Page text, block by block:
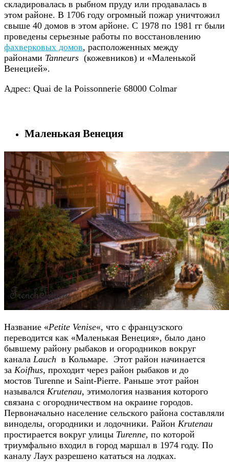
складировалась в рыбном пруду или продавалась в
этом районе. В 1706 году огромный пожар уничтожил
свыше 40 домов в этом арйоне. С 1978 по 1981 гг были
проведены серьезные работы по восстановлению
фахверковых домов, расположенных между
районами Tanneurs (кожевников) и «Маленькой
Венецией».
Адрес: Quai de la Poissonnerie 68000 Colmar
Маленькая Венеция
Название «Petite Venise«, что с французского
переводится как «Маленькая Венеция», было дано
бывшему району рыбаков и огородников вокруг
канала Lauch в Кольмаре. Этот район начинается
за Koifhus, проходит через район рыбаков и до
мостов Turenne и Saint-Pierre. Раньше этот район
назывался Krutenau, этимология названия которого
связана с огородничеством на окраине городов.
Первоначально население сельского района составляли
виноделы, огородники и лодочники. Район Krutenau
простирается вокруг улицы Turenne, по которой
триумфально входил в город маршал в 1974 году. По
каналу Лаух разрешено кататься на лодках.